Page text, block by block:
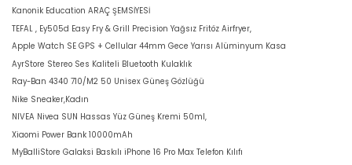
Kanonik Education ARAÇ ŞEMSİYESİ
TEFAL , Ey505d Easy Fry & Grill Precision Yağsız Fritöz Airfryer,
Apple Watch SE GPS + Cellular 44mm Gece Yarısı Alüminyum Kasa
AyrStore Stereo Ses Kaliteli Bluetooth Kulaklık
Ray-Ban 4340 710/M2 50 Unisex Güneş Gözlüğü
Nike Sneaker,Kadın
NIVEA Nivea SUN Hassas Yüz Güneş Kremi 50ml,
Xiaomi Power Bank 10000mAh
MyBalliStore Galaksi Baskılı iPhone 16 Pro Max Telefon Kılıfı